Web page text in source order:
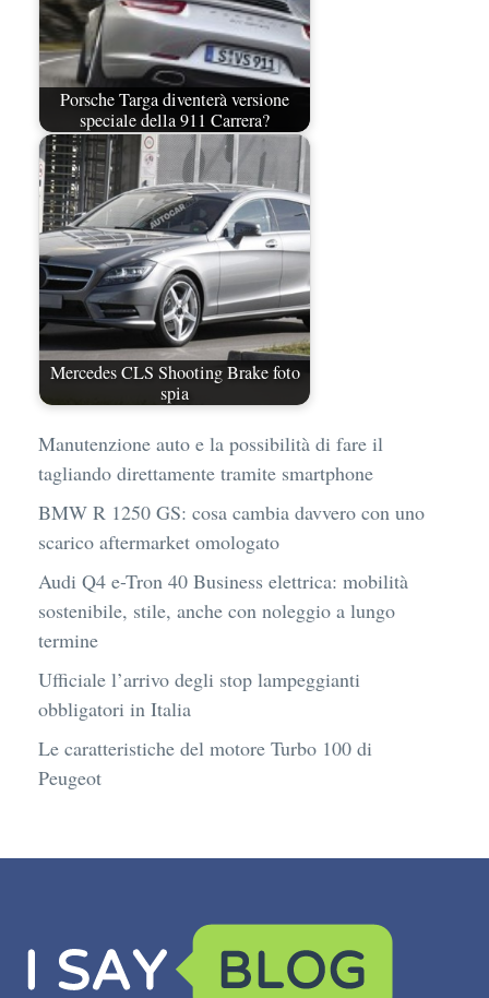
Porsche Targa diventerà versione
speciale della 911 Carrera?
Mercedes CLS Shooting Brake foto
spia
Manutenzione auto e la possibilità di fare il
tagliando direttamente tramite smartphone
BMW R 1250 GS: cosa cambia davvero con uno
scarico aftermarket omologato
Audi Q4 e-Tron 40 Business elettrica: mobilità
sostenibile, stile, anche con noleggio a lungo
termine
Ufficiale l’arrivo degli stop lampeggianti
obbligatori in Italia
Le caratteristiche del motore Turbo 100 di
Peugeot